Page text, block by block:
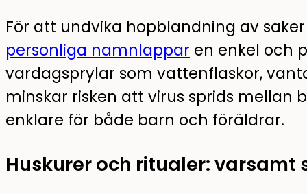
För att undvika hopblandning av
personliga namnlappar en enkel och
vardagsprylar som vattenflaskor,
minskar risken att virus sprids mellan
enklare för både barn och föräldrar.
Huskurer och ritualer: